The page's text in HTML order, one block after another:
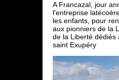
A Francazal, jour
l'entreprise
les enfants, pour
aux pionniers de la
de la Liberté dédiés
saint Exupéry